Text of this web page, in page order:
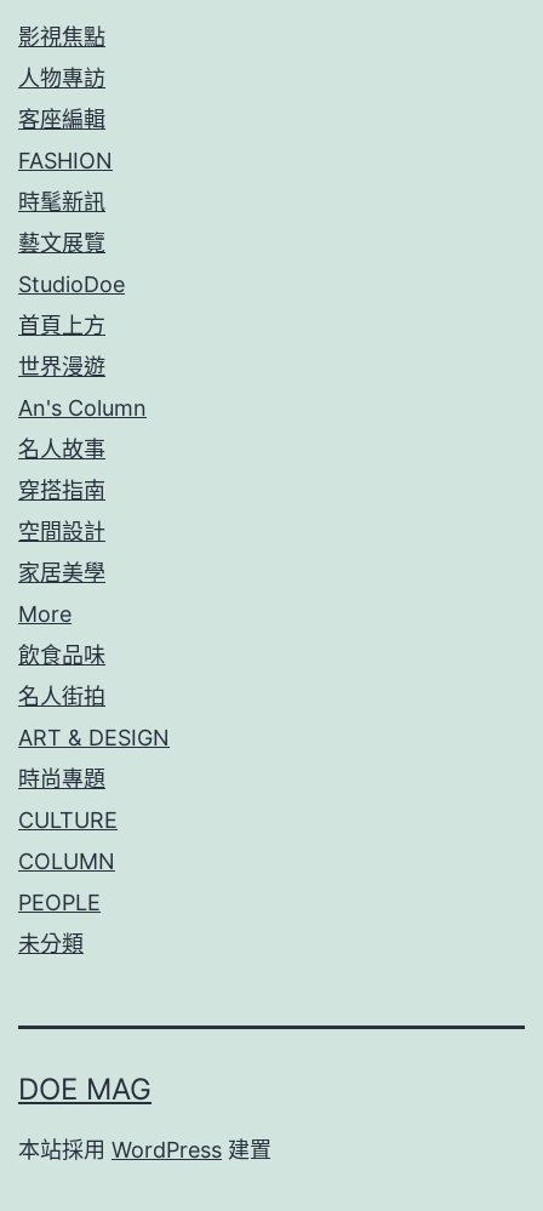
影視焦點
人物專訪
客座編輯
FASHION
時髦新訊
藝文展覽
StudioDoe
首頁上方
世界漫遊
An's Column
名人故事
穿搭指南
空間設計
家居美學
More
飲食品味
名人街拍
ART & DESIGN
時尚專題
CULTURE
COLUMN
PEOPLE
未分類
DOE MAG
本站採用 WordPress 建置